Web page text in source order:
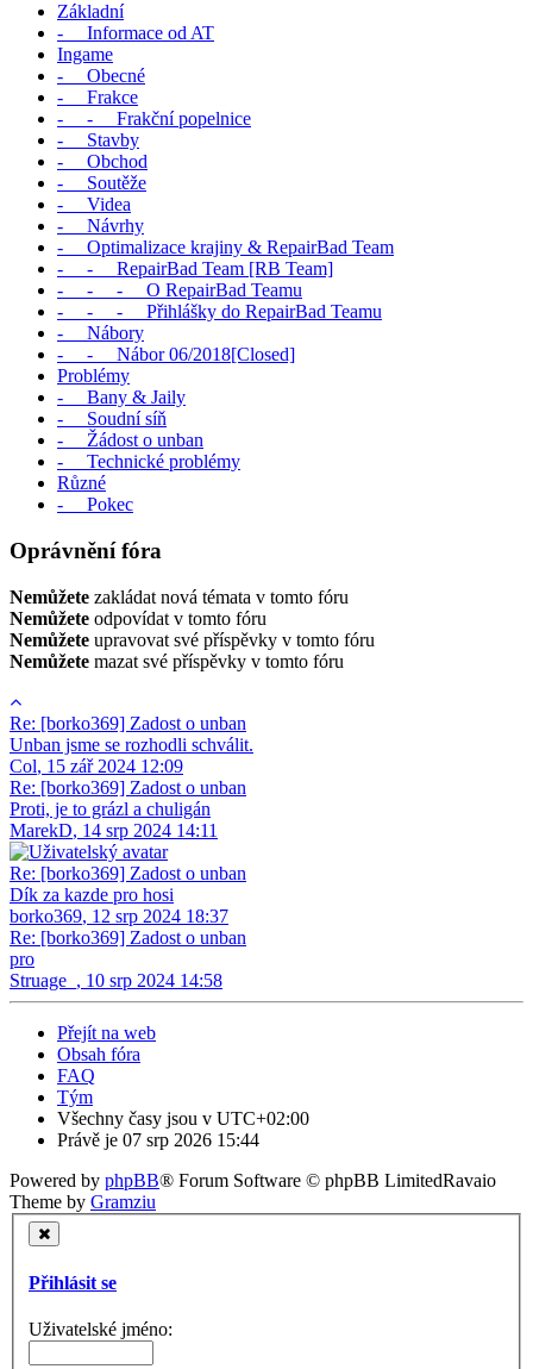
Základní
- Informace od AT
Ingame
- Obecné
- Frakce
- - Frakční popelnice
- Stavby
- Obchod
- Soutěže
- Videa
- Návrhy
- Optimalizace krajiny & RepairBad Team
- - RepairBad Team [RB Team]
- - - O RepairBad Teamu
- - - Přihlášky do RepairBad Teamu
- Nábory
- - Nábor 06/2018[Closed]
Problémy
- Bany & Jaily
- Soudní síň
- Žádost o unban
- Technické problémy
Různé
- Pokec
Oprávnění fóra
Nemůžete zakládat nová témata v tomto fóru
Nemůžete odpovídat v tomto fóru
Nemůžete upravovat své příspěvky v tomto fóru
Nemůžete mazat své příspěvky v tomto fóru
Re: [borko369] Zadost o unban
Unban jsme se rozhodli schválit.
Col, 15 zář 2024 12:09
Re: [borko369] Zadost o unban
Proti, je to grázl a chuligán
MarekD, 14 srp 2024 14:11
Re: [borko369] Zadost o unban
Dík za kazde pro hosi
borko369, 12 srp 2024 18:37
Re: [borko369] Zadost o unban
pro
Struage_ , 10 srp 2024 14:58
Přejít na web
Obsah fóra
FAQ
Tým
Všechny časy jsou v UTC+02:00
Právě je 07 srp 2026 15:44
Powered by phpBB® Forum Software © phpBB LimitedRavaio
Theme by Gramziu
Přihlásit se
Uživatelské jméno: